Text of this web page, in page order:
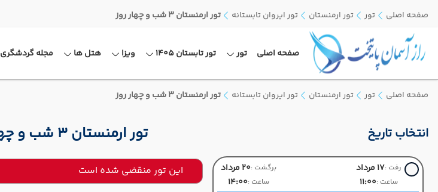
صفحه اصلی تور تور ارمنستان تور ایروان تابستانه تور ارمنستان 3 شب و چهار روز
صفحه اصلی تور تور تابستان 1405 ویزا هتل ها مجله گردشگری
صفحه اصلی تور تور ارمنستان تور ایروان تابستانه تور ارمنستان 3 شب و چهار روز
انتخاب تاریخ تور ارمنستان 3 شب و چهار روز
رفت :17 مرداد
ساعت :11:00
برگشت :20 مرداد
ساعت :14:00
این تور منقضی شده است